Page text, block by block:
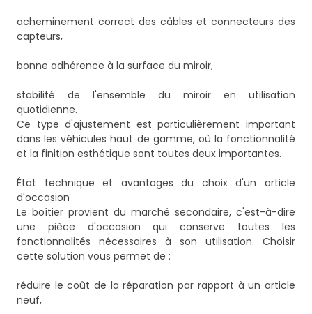
acheminement correct des câbles et connecteurs des
capteurs,
bonne adhérence à la surface du miroir,
stabilité de l'ensemble du miroir en utilisation
quotidienne.
Ce type d'ajustement est particulièrement important
dans les véhicules haut de gamme, où la fonctionnalité
et la finition esthétique sont toutes deux importantes.
État technique et avantages du choix d'un article
d'occasion
Le boîtier provient du marché secondaire, c'est-à-dire
une pièce d'occasion qui conserve toutes les
fonctionnalités nécessaires à son utilisation. Choisir
cette solution vous permet de :
réduire le coût de la réparation par rapport à un article
neuf,